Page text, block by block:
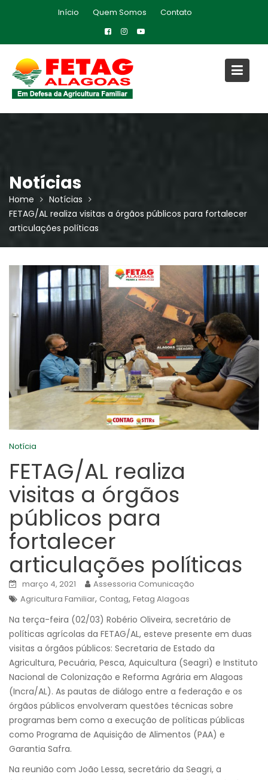
Início Quem Somos Contato
Notícias
Home
Notícias
FETAG/AL realiza visitas a órgãos públicos para fortalecer
articulações políticas
Notícia
FETAG/AL realiza
visitas a órgãos
públicos para
fortalecer
articulações políticas
março 4, 2021
Assessoria Comunicação
Agricultura Familiar, Contag, Fetag Alagoas
Na terça-feira (02/03) Robério Oliveira, secretário de
políticas agrícolas da FETAG/AL, esteve presente em duas
visitas a órgãos públicos: Secretaria de Estado da
Agricultura, Pecuária, Pesca, Aquicultura (Seagri) e Instituto
Nacional de Colonização e Reforma Agrária em Alagoas
(Incra/AL). As pautas de diálogo entre a federação e os
órgãos públicos envolveram questões técnicas sobre
programas bem como a execução de políticas públicas
como Programa de Aquisição de Alimentos (PAA) e
Garantia Safra.
Na reunião com João Lessa, secretário da Seagri, a